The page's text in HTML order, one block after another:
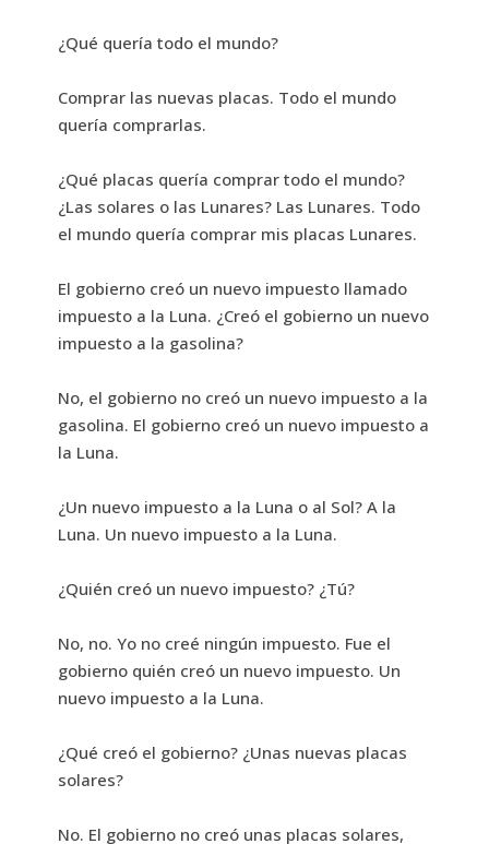
¿Qué quería todo el mundo?
Comprar las nuevas placas. Todo el mundo
quería comprarlas.
¿Qué placas quería comprar todo el mundo?
¿Las solares o las Lunares? Las Lunares. Todo
el mundo quería comprar mis placas Lunares.
El gobierno creó un nuevo impuesto llamado
impuesto a la Luna. ¿Creó el gobierno un nuevo
impuesto a la gasolina?
No, el gobierno no creó un nuevo impuesto a la
gasolina. El gobierno creó un nuevo impuesto a
la Luna.
¿Un nuevo impuesto a la Luna o al Sol? A la
Luna. Un nuevo impuesto a la Luna.
¿Quién creó un nuevo impuesto? ¿Tú?
No, no. Yo no creé ningún impuesto. Fue el
gobierno quién creó un nuevo impuesto. Un
nuevo impuesto a la Luna.
¿Qué creó el gobierno? ¿Unas nuevas placas
solares?
No. El gobierno no creó unas placas solares,